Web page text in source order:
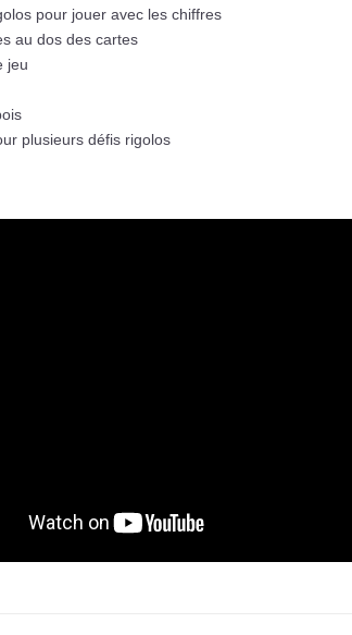
pour jouer avec les chiffres
au dos des cartes
jeu
plusieurs défis rigolos